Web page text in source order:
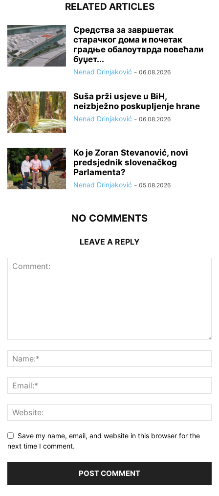
RELATED ARTICLES
Средства за завршетак
старачког дома и почетак
градње обалоутврда повећали
буџет...
Nenad Drinjaković - 06.08.2026
Suša prži usjeve u BiH,
neizbježno poskupljenje hrane
Nenad Drinjaković - 06.08.2026
Ko je Zoran Stevanović, novi
predsjednik slovenačkog
Parlamenta?
Nenad Drinjaković - 05.08.2026
NO COMMENTS
LEAVE A REPLY
Save my name, email, and website in this browser for the
next time I comment.